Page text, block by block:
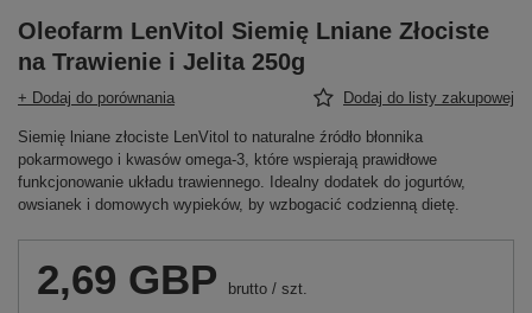
Oleofarm LenVitol Siemię Lniane Złociste
na Trawienie i Jelita 250g
+ Dodaj do porównania Dodaj do listy zakupowej
Siemię lniane złociste LenVitol to naturalne źródło błonnika
pokarmowego i kwasów omega-3, które wspierają prawidłowe
funkcjonowanie układu trawiennego. Idealny dodatek do jogurtów,
owsianek i domowych wypieków, by wzbogacić codzienną dietę.
2,69 GBP brutto / szt.